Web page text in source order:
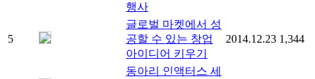
행사
5
글로벌 마켓에서 성
공할 수 있는 창업
아이디어 키우기
2014.12.23 1,344
동아리 인액터스 세